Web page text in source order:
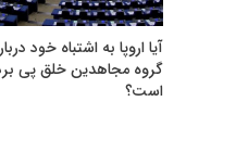
آیا اروپا به اشتباه خود
گروه مجاهدین خلق پی
است؟